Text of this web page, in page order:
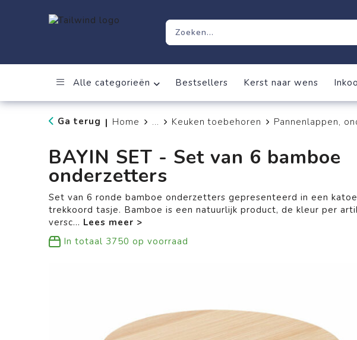
Alle categorieën Bestsellers Kerst naar wens
Ga terug | Home ... Keuken toebehoren Pannenlappen,
BAYIN SET - Set van 6 bamboe
onderzetters
Set van 6 ronde bamboe onderzetters gepresenteerd in een
trekkoord tasje. Bamboe is een natuurlijk product, de kleur per
versc...
In totaal 3750 op voorraad